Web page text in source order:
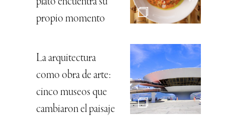
propio momento
La arquitectura
como obra de arte:
cinco museos que
cambiaron el paisaje